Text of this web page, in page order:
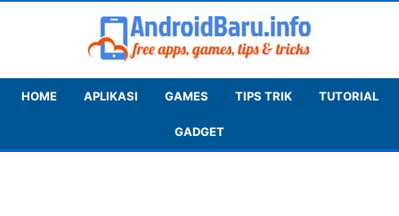
HOME APLIKASI GAMES TIPS TRIK TUTORIAL
GADGET